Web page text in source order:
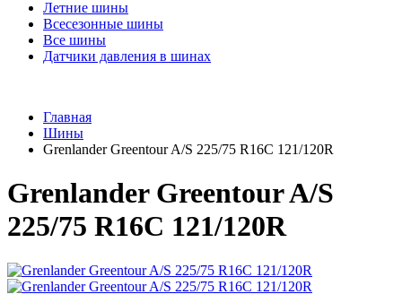
Летние шины
Всесезонные шины
Все шины
Датчики давления в шинах
Главная
Шины
Grenlander Greentour A/S 225/75 R16C 121/120R
Grenlander Greentour A/S
225/75 R16C 121/120R